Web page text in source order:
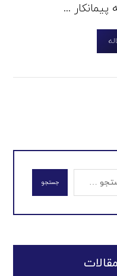
پیمانکار ...
جستجو